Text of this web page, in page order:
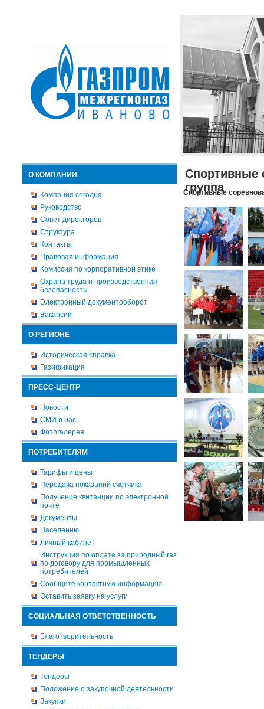
О КОМПАНИИ
Компания сегодня
Руководство
Совет директоров
Структура
Контакты
Правовая информация
Комиссия по корпоративной этике
Охрана труда и производственная
безопасность
Электронный документооборот
Вакансии
О РЕГИОНЕ
Историческая справка
Газификация
ПРЕСС-ЦЕНТР
Новости
СМИ о нас
Фотогалерея
ПОТРЕБИТЕЛЯМ
Тарифы и цены
Передача показаний счетчика
Получение квитанции по электронной
почте
Документы
Населению
Личный кабинет
Инструкция по оплате за природный газ
по договору для промышленных
потребителей
Сообщите контактную информацию
Оставить заявку на услуги
СОЦИАЛЬНАЯ ОТВЕТСТВЕННОСТЬ
Благотворительность
ТЕНДЕРЫ
Тендеры
Положение о закупочной деятельности
Закупки
Спортивные
группа
Спортивные